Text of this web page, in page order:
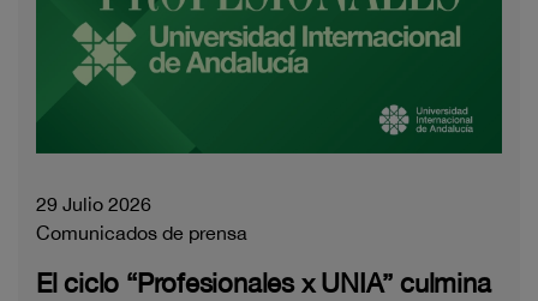
29 Julio 2026
Comunicados de prensa
El ciclo “Profesionales x UNIA” culmina